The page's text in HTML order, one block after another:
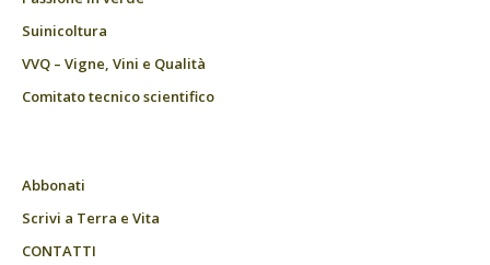
Suinicoltura
VVQ – Vigne, Vini e Qualità
Comitato tecnico scientifico
Abbonati
Scrivi a Terra e Vita
CONTATTI